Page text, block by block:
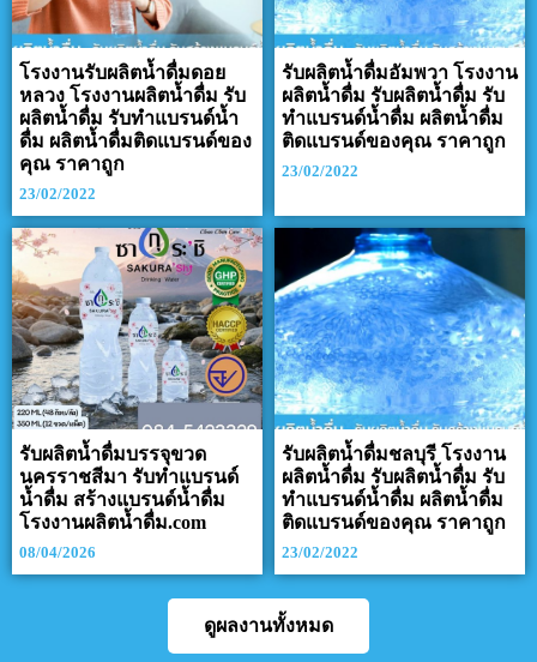
โรงงานรับผลิตน้ำดื่มดอย
หลวง โรงงานผลิตน้ำดื่ม รับ
ผลิตน้ำดื่ม รับทำแบรนด์น้ำ
ดื่ม ผลิตน้ำดื่มติดแบรนด์ของ
คุณ ราคาถูก
23/02/2022
รับผลิตน้ำดื่มอัมพวา โรงงาน
ผลิตน้ำดื่ม รับผลิตน้ำดื่ม รับ
ทำแบรนด์น้ำดื่ม ผลิตน้ำดื่ม
ติดแบรนด์ของคุณ ราคาถูก
23/02/2022
รับผลิตน้ำดื่มบรรจุขวด
นครราชสีมา รับทำแบรนด์
น้ำดื่ม สร้างแบรนด์น้ำดื่ม
โรงงานผลิตน้ำดื่ม.com
08/04/2026
รับผลิตน้ำดื่มชลบุรี โรงงาน
ผลิตน้ำดื่ม รับผลิตน้ำดื่ม รับ
ทำแบรนด์น้ำดื่ม ผลิตน้ำดื่ม
ติดแบรนด์ของคุณ ราคาถูก
23/02/2022
ดูผลงานทั้งหมด